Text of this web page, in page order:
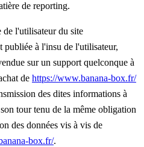
de reporting.
l'utilisateur du site
publiée à l'insu de l'utilisateur,
sur un support quelconque à
de https://www.banana-box.fr/
des dites informations à
tour tenu de la même obligation
des données vis à vis de
box.fr/.